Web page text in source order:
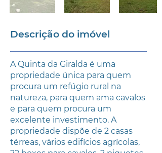
Descrição do imóvel
A Quinta da Giralda é uma
propriedade única para quem
procura um refúgio rural na
natureza, para quem ama cavalos
e para quem procura um
excelente investimento. A
propriedade dispõe de 2 casas
térreas, vários edifícios agrícolas,